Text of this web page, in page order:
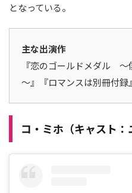
となっている。
主な出演作
『恋のゴールドメダル ～
～』『ロマンスは別冊付録』
コ・ミホ（キャスト：